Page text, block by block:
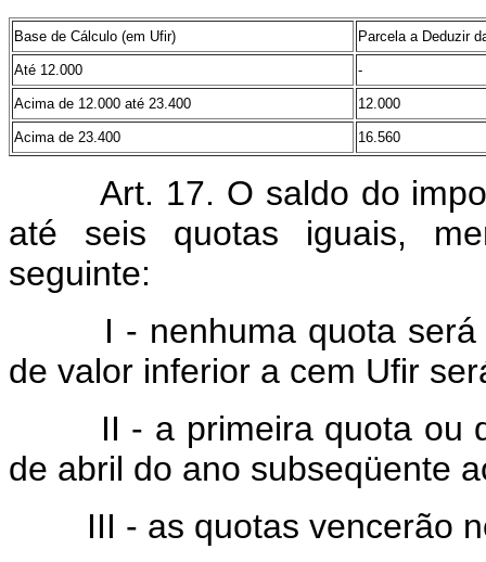
Base de Cálculo (em Ufir) Parcela a Deduzir
Até 12.000 -
Acima de 12.000 até 23.400 12.000
Acima de 23.400 16.560
Art. 17. O saldo do
até seis quotas iguais,
seguinte:
I - nenhuma quota será
de valor inferior a cem Ufir
II - a primeira quota ou
de abril do ano subseqüente
III - as quotas vencerão